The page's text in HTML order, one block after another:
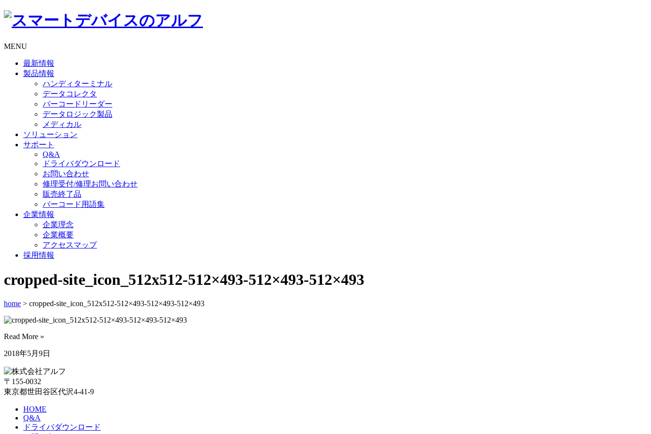
MENU
最新情報
製品情報
ハンディターミナル
データコレクタ
バーコードリーダー
データロジック製品
メディカル
ソリューション
サポート
Q&A
ドライバダウンロード
お問い合わせ
修理受付/修理お問い合わせ
販売終了品
バーコード用語集
企業情報
企業理念
企業概要
アクセスマップ
採用情報
cropped-site_icon_512x512-512×493-512×493-512×493
home > cropped-site_icon_512x512-512×493-512×493-512×493
Read More »
2018年5月9日
〒155-0032
東京都世田谷区代沢4-41-9
HOME
Q&A
ドライバダウンロード